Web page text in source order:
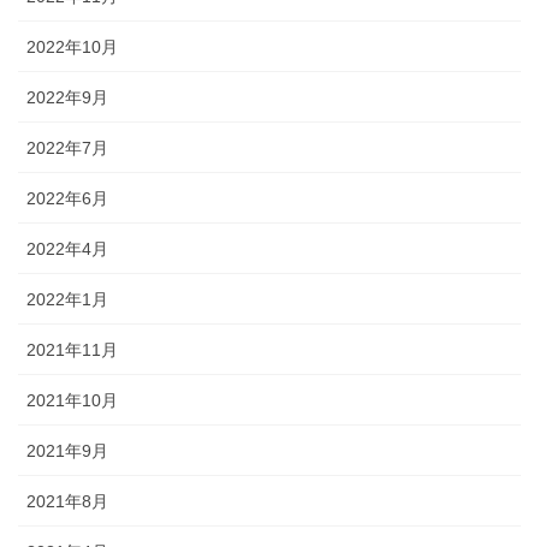
2022年10月
2022年9月
2022年7月
2022年6月
2022年4月
2022年1月
2021年11月
2021年10月
2021年9月
2021年8月